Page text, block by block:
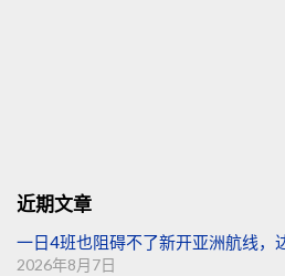
近期文章
一日4班也阻碍不了新开亚洲航线，
2026年8月7日